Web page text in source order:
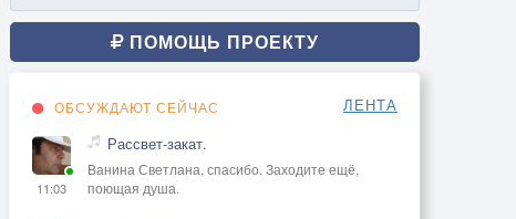
ПОМОЩЬ ПРОЕКТУ
ОБСУЖДАЮТ СЕЙЧАС ЛЕНТА
11:03
Рассвет-закат.
Ванина Светлана, спасибо. Заходите ещё,
поющая душа.